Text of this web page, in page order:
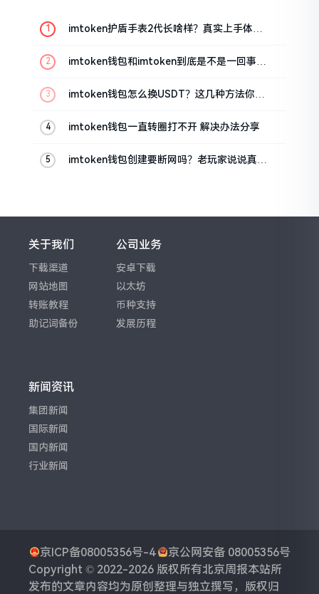
imtoken护盾手表2代长啥样？真实上手体验
imtoken钱包和imtoken到底是不是一回事？
imtoken钱包怎么换USDT？这几种方法你得
imtoken钱包一直转圈打不开 解决办法分享
imtoken钱包创建要断网吗？老玩家说说真实
关于我们
下载渠道
网站地图
转账教程
助记词备份
公司业务
安卓下载
以太坊
币种支持
发展历程
新闻资讯
集团新闻
国际新闻
国内新闻
行业新闻
京ICP备08005356号-4
京公网安备 08005356号
Copyright © 2022-2026 版权所有北京周报本站所
发布的文章内容均为原创整理与独立撰写，版权归